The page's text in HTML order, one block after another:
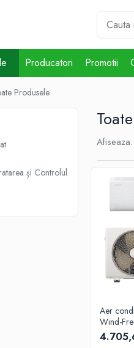
Producatori Promotii
Produsele
și Controlul
Afiseaza:
Aer
Wind-